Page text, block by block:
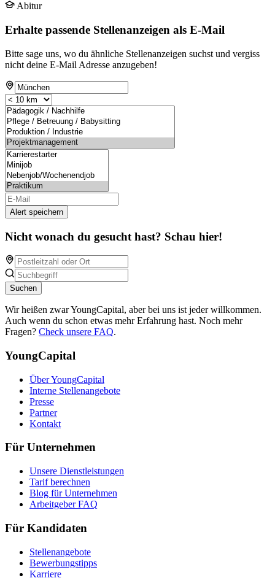
Abitur
Erhalte passende Stellenanzeigen als E-Mail
Bitte sage uns, wo du ähnliche Stellenanzeigen suchst und vergiss
nicht deine E-Mail Adresse anzugeben!
Alert speichern
Nicht wonach du gesucht hast? Schau hier!
Suchen
Wir heißen zwar YoungCapital, aber bei uns ist jeder willkommen.
Auch wenn du schon etwas mehr Erfahrung hast. Noch mehr
Fragen? Check unsere FAQ.
YoungCapital
Über YoungCapital
Interne Stellenangebote
Presse
Partner
Kontakt
Für Unternehmen
Unsere Dienstleistungen
Tarif berechnen
Blog für Unternehmen
Arbeitgeber FAQ
Für Kandidaten
Stellenangebote
Bewerbungstipps
Karriere